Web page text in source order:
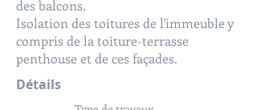
des balcons.
Isolation des toitures de l'immeuble y
compris de la toiture-terrasse
penthouse et de ces façades.
Détails